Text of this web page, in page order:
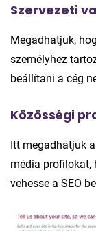
Szervezeti
Megadhatjuk,
személyhez
beállítani a cég
Közösségi
Itt megadhatjuk
média profilokat,
vehesse a SEO